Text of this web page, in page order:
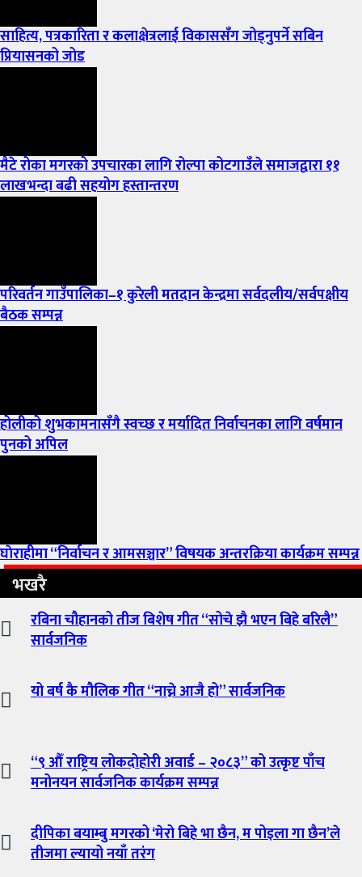
साहित्य, पत्रकारिता र कलाक्षेत्रलाई विकाससँग जोड्नुपर्ने सबिन
प्रियासनको जोड
मैटे रोका मगरको उपचारका लागि रोल्पा कोटगाउँले समाजद्वारा ११
लाखभन्दा बढी सहयोग हस्तान्तरण
परिवर्तन गाउँपालिका–१ कुरेली मतदान केन्द्रमा सर्वदलीय/सर्वपक्षीय
बैठक सम्पन्न
होलीको शुभकामनासँगै स्वच्छ र मर्यादित निर्वाचनका लागि वर्षमान
पुनको अपिल
घाेराहीमा “निर्वाचन र आमसञ्चार” विषयक अन्तरक्रिया कार्यक्रम सम्पन्न
भखरै
रबिना चौहानको तीज बिशेष गीत “सोचे झै भएन बिहे बरिलै”
सार्वजनिक
यो बर्ष कै मौलिक गीत “नाच्ने आजै हो” सार्वजनिक
“९ औँ राष्ट्रिय लोकदोहोरी अवार्ड – २०८३” को उत्कृष्ट पाँच
मनोनयन सार्वजनिक कार्यक्रम सम्पन्न
दीपिका बयाम्बु मगरको ‘मेरो बिहे भा छैन, म पोइला गा छैन’ले
तीजमा ल्यायो नयाँ तरंग